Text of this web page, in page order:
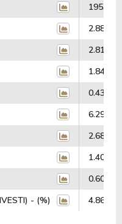
195.00
2.88
2.81
1.84
0.43%
6.29%
2.68%
1.40%
0.60%
- (%)
4.86%